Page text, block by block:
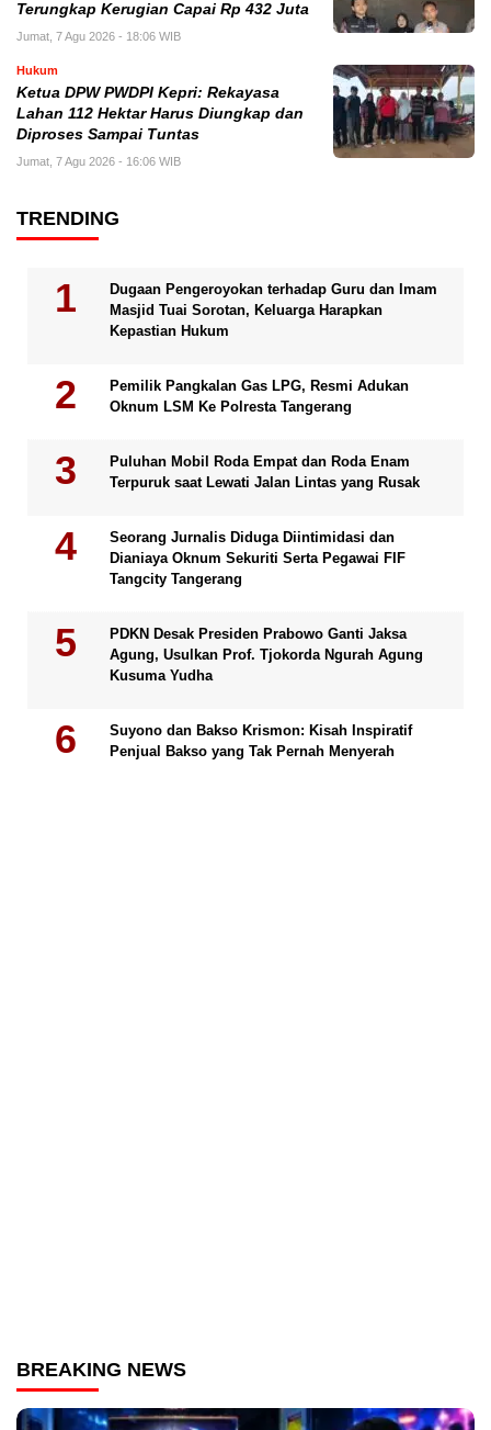
Terungkap Kerugian Capai Rp 432 Juta
Jumat, 7 Agu 2026 - 18:06 WIB
Hukum
Ketua DPW PWDPI Kepri: Rekayasa
Lahan 112 Hektar Harus Diungkap dan
Diproses Sampai Tuntas
Jumat, 7 Agu 2026 - 16:06 WIB
TRENDING
Dugaan Pengeroyokan terhadap Guru dan Imam
Masjid Tuai Sorotan, Keluarga Harapkan
Kepastian Hukum
Pemilik Pangkalan Gas LPG, Resmi Adukan
Oknum LSM Ke Polresta Tangerang
Puluhan Mobil Roda Empat dan Roda Enam
Terpuruk saat Lewati Jalan Lintas yang Rusak
Seorang Jurnalis Diduga Diintimidasi dan
Dianiaya Oknum Sekuriti Serta Pegawai FIF
Tangcity Tangerang
PDKN Desak Presiden Prabowo Ganti Jaksa
Agung, Usulkan Prof. Tjokorda Ngurah Agung
Kusuma Yudha
Suyono dan Bakso Krismon: Kisah Inspiratif
Penjual Bakso yang Tak Pernah Menyerah
BREAKING NEWS